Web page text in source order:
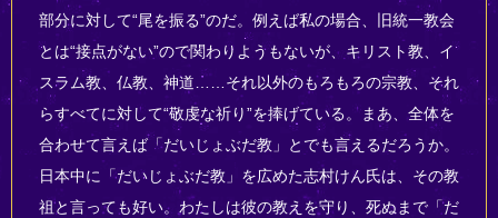
部分に対して“尾を振る”のだ。例えば私の場合、旧統一教会
とは“接点がない”ので関わりようもないが、キリスト教、イ
スラム教、仏教、神道……それ以外のもろもろの宗教、それ
らすべてに対して“敬虔な祈り”を捧げている。まあ、全体を
合わせて言えば「だいじょぶだ教」とでも言えるだろうか。
日本中に「だいじょぶだ教」を広めた志村けん氏は、その教
祖と言っても好い。わたしは彼の教えを守り、死ぬまで「だ